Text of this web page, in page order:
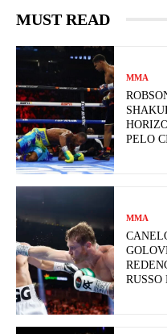
MUST READ
MMA
PELO
MMA